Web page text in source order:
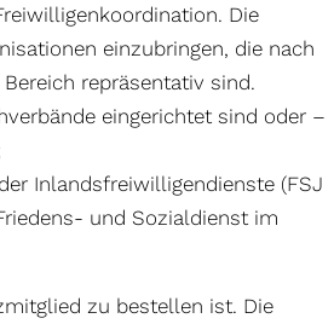
Die
einzubringen, die nach
repräsentativ sind.
eingerichtet sind oder –
Inlandsfreiwilligendienste (FSJ
und Sozialdienst im
zu bestellen ist. Die